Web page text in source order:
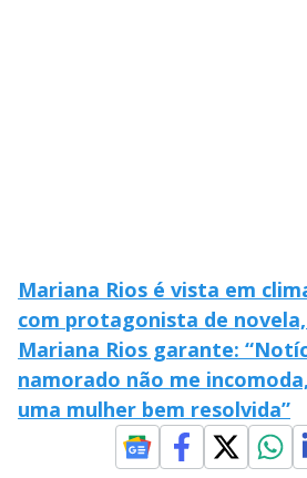
Mariana Rios é vista em
com protagonista de
Mariana Rios garante:
namorado não me
uma mulher bem resolvida”